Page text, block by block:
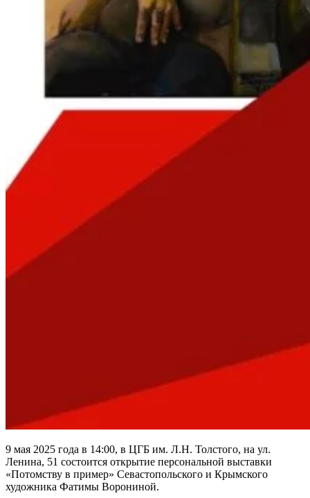
9 мая 2025 года в 14:00, в ЦГБ им. Л.Н. Толстого, на ул.
Ленина, 51 состоится открытие персональной выставки
«Потомству в пример» Севастопольского и Крымского
художника Фатимы Ворониной.